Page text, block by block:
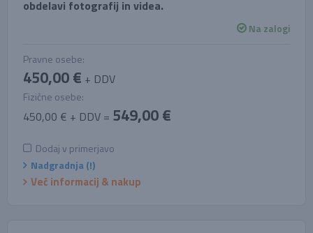
obdelavi fotografij in videa.
Na zalogi
Pravne osebe:
450,00 € + DDV
Fizične osebe:
450,00 € + DDV = 549,00 €
Dodaj v primerjavo
Nadgradnja (!)
Več informacij & nakup